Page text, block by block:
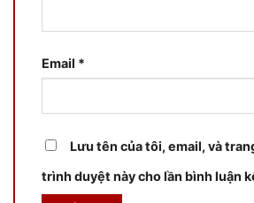
Email *
Lưu tên của tôi, email, và
trình duyệt này cho lần bình luận